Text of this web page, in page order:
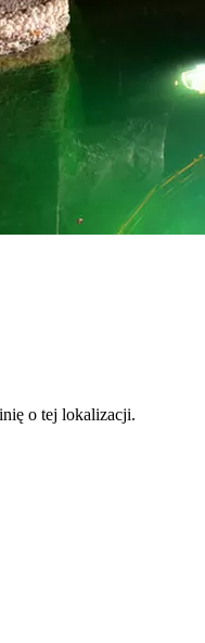
o tej lokalizacji.